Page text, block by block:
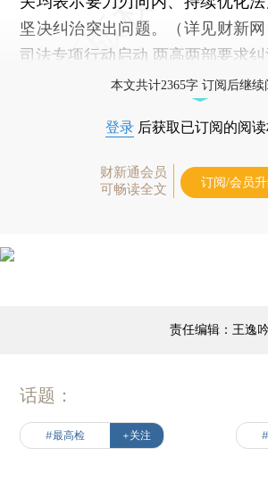
坚决纠治突出问题。（详见财新
司法专项行动启动 两高两部要求
本文共计2365字 订阅后继续
登录 后获取已订阅的阅
财新通会员
可畅读全文
订阅/会员
责任编辑：王逸
话题：
#最高检 +关注